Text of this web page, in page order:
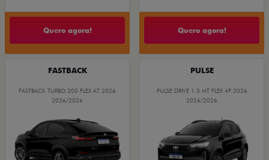
Quero agora! Quero agora!
FASTBACK
FASTBACK TURBO 200 FLEX AT 2026
2026/2026
PULSE
PULSE DRIVE 1.3 MT FLEX 4P 2026
2026/2026